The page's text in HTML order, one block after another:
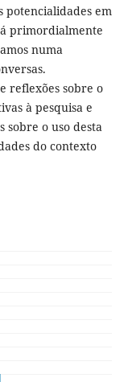
potencialidades em
primordialmente
numa
reflexões sobre o
à pesquisa e
sobre o uso desta
do contexto